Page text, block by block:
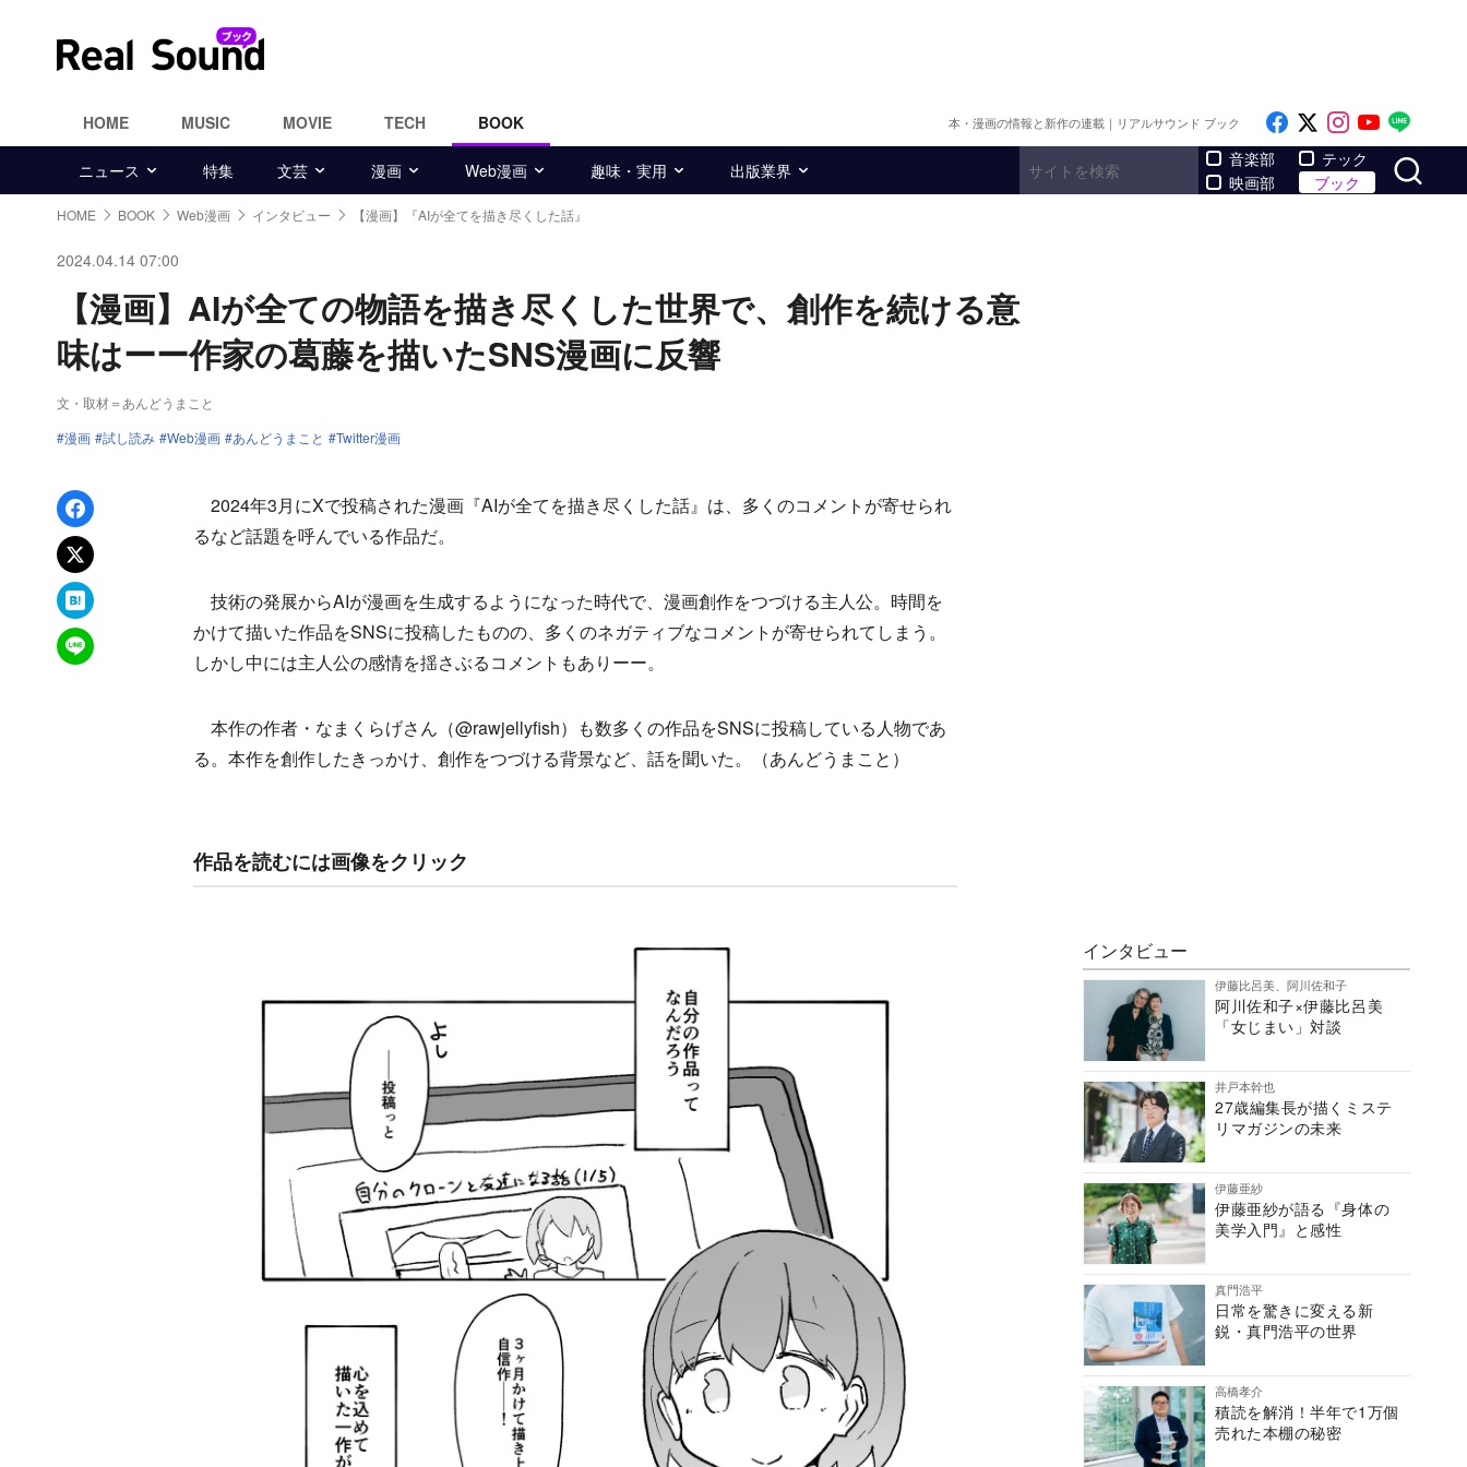
HOME MUSIC MOVIE TECH BOOK 本・漫画の情報と新作の連載｜リアルサウンド ブック Like on Facebook
Follow on x
Follow on
Follow
ニュース 特集 文芸 漫画 Web漫画 趣味・実用 出版業界
音楽部
映画部
テック
ブック
HOME BOOK Web漫画 インタビュー 【漫画】『AIが全てを描き尽くした話』
2024.04.14 07:00
【漫画】AIが全ての物語を描き尽くした世界で、創作を続ける意
味はーー作家の葛藤を描いたSNS漫画に反響
文・取材＝あんどうまこと
漫画
試し読み Web漫画 あんどうまこと Twitter漫画
Facebookでシェア
xでポスト
はてなブックマーク
LINEで送る
2024年3月にXで投稿された漫画『AIが全てを描き尽くした話』は、多くのコメントが寄せられ
るなど話題を呼んでいる作品だ。
技術の発展からAIが漫画を生成するようになった時代で、漫画創作をつづける主人公。時間を
かけて描いた作品をSNSに投稿したものの、多くのネガティブなコメントが寄せられてしまう。
しかし中には主人公の感情を揺さぶるコメントもありーー。
本作の作者・なまくらげさん（@rawjellyfish）も数多くの作品をSNSに投稿している人物であ
る。本作を創作したきっかけ、創作をつづける背景など、話を聞いた。（あんどうまこと）
作品を読むには画像をクリック
インタビュー
伊藤比呂美、阿川佐和子
阿川佐和子×伊藤比呂美
「女じまい」対談
井戸本幹也
27歳編集長が描くミステ
リマガジンの未来
伊藤亜紗
伊藤亜紗が語る『身体の
美学入門』と感性
真門浩平
日常を驚きに変える新
鋭・真門浩平の世界
高橋孝介
積読を解消！半年で1万個
売れた本棚の秘密